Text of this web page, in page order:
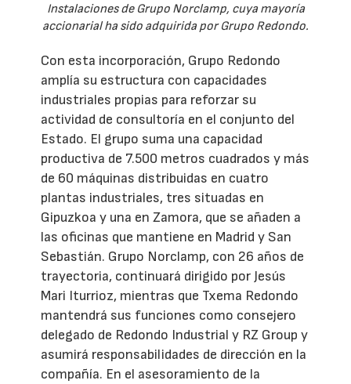
Instalaciones de Grupo Norclamp, cuya mayoría
accionarial ha sido adquirida por Grupo Redondo.
Con esta incorporación, Grupo Redondo
amplía su estructura con capacidades
industriales propias para reforzar su
actividad de consultoría en el conjunto del
Estado. El grupo suma una capacidad
productiva de 7.500 metros cuadrados y más
de 60 máquinas distribuidas en cuatro
plantas industriales, tres situadas en
Gipuzkoa y una en Zamora, que se añaden a
las oficinas que mantiene en Madrid y San
Sebastián. Grupo Norclamp, con 26 años de
trayectoria, continuará dirigido por Jesús
Mari Iturrioz, mientras que Txema Redondo
mantendrá sus funciones como consejero
delegado de Redondo Industrial y RZ Group y
asumirá responsabilidades de dirección en la
compañía. En el asesoramiento de la